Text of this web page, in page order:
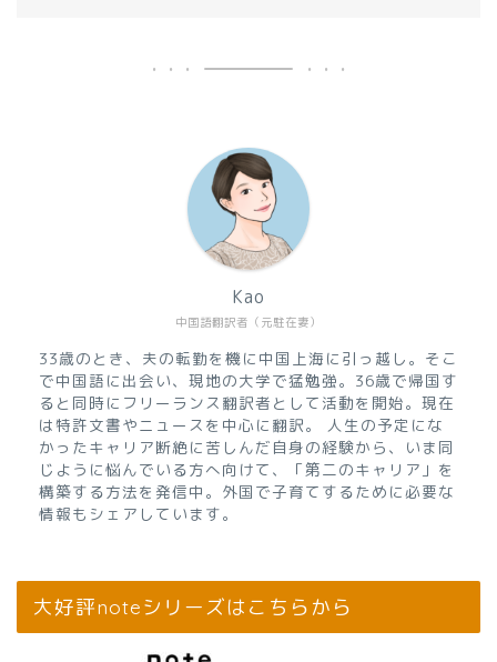
中国語翻訳者（元駐在妻）
Kao
33歳のとき、夫の転勤を機に中国上海に引っ越し。そこ
で中国語に出会い、現地の大学で猛勉強。36歳で帰国す
ると同時にフリーランス翻訳者として活動を開始。現在
は特許文書やニュースを中心に翻訳。 人生の予定にな
かったキャリア断絶に苦しんだ自身の経験から、いま同
じように悩んでいる方へ向けて、「第二のキャリア」を
構築する方法を発信中。外国で子育てするために必要な
情報もシェアしています。
大好評noteシリーズはこちらから